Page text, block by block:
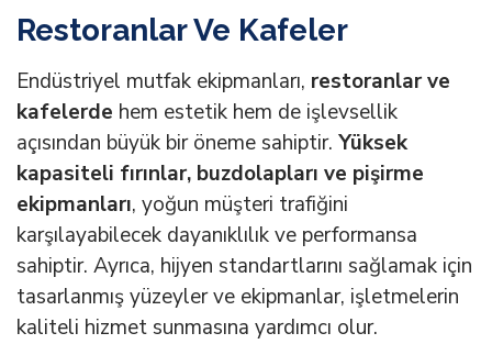
Restoranlar Ve Kafeler
Endüstriyel mutfak ekipmanları, restoranlar ve
kafelerde hem estetik hem de işlevsellik
açısından büyük bir öneme sahiptir. Yüksek
kapasiteli fırınlar, buzdolapları ve pişirme
ekipmanları, yoğun müşteri trafiğini
karşılayabilecek dayanıklılık ve performansa
sahiptir. Ayrıca, hijyen standartlarını sağlamak için
tasarlanmış yüzeyler ve ekipmanlar, işletmelerin
kaliteli hizmet sunmasına yardımcı olur.